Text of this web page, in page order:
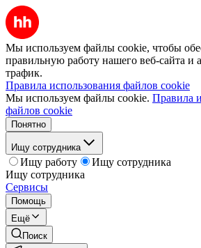
Мы используем файлы cookie, чтобы
правильную работу нашего веб-сайта и
трафик.
Правила использования файлов cookie
Мы используем файлы cookie. Правила
файлов cookie
Понятно
Ищу сотрудника
Ищу работу
Ищу сотрудника
Ищу сотрудника
Сервисы
Помощь
Ещё
Поиск